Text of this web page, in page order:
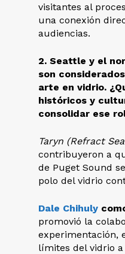
visitantes al
una conexión
audiencias.
2. Seattle y el
son
arte en vidrio.
históricos y
consolidar ese
Taryn (Refract
contribuyeron a
de Puget Sound
polo del vidrio
Dale Chihuly
promovió la
experimentación,
límites del vidrio